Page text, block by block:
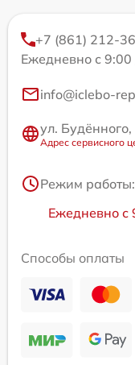
+7 (861) 212-
Ежедневно с
info@iclebo-
ул.
Адрес сервисного
Режим работы:
Ежедневно с
Способы оплаты